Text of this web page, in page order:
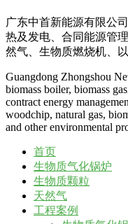
广东中首新能源有限公
热及发电、合同能源管
然气、生物质燃烧机、
Guangdong Zhongshou
biomass boiler, biomass
contract energy
woodchip, natural gas,
and other environmental
首页
生物质气化锅炉
生物质颗粒
天然气
工程案例